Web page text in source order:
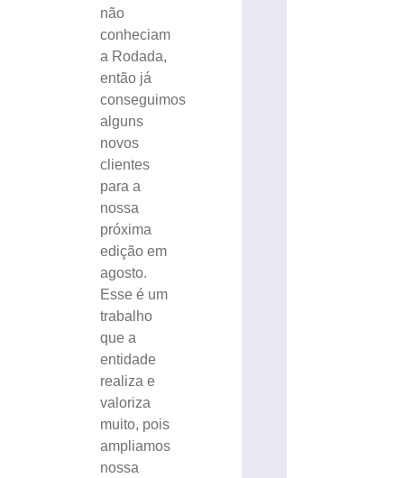
não
conheciam
a Rodada,
então já
conseguimos
alguns
novos
clientes
para a
nossa
próxima
edição em
agosto.
Esse é um
trabalho
que a
entidade
realiza e
valoriza
muito, pois
ampliamos
nossa